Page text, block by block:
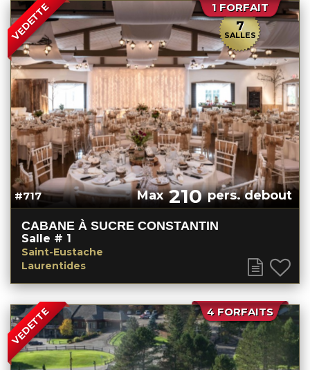
VEDETTE 7
SALLES
1 FORFAIT
#717 Max210pers. debout
CABANE À SUCRE CONSTANTIN
Salle # 1
Saint-Eustache
Laurentides
VEDETTE 4 FORFAITS